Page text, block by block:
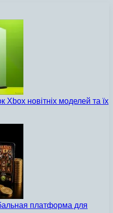
Xbox новітніх моделей та їх
платформа для